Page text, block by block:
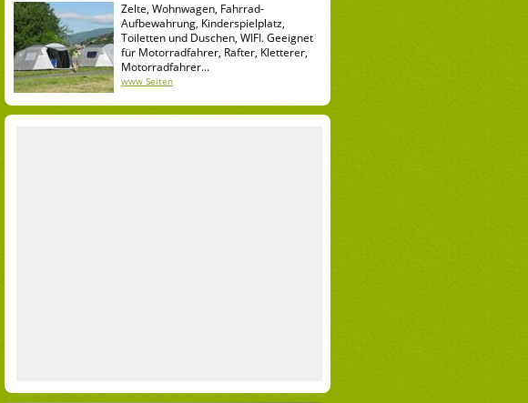
Zelte, Wohnwagen, Fahrrad-
Aufbewahrung, Kinderspielplatz,
Toiletten und Duschen, WIFI. Geeignet
für Motorradfahrer, Rafter, Kletterer,
Motorradfahrer...
www Seiten